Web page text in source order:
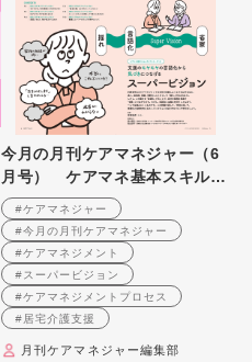
今月の月刊ケアマネジャー（6
月号） ケアマネ基本スキルア
ップシリーズ（6） 支援のモヤ
モヤの言語化から気づきにつな
げる スーパービジョン
#ケアマネジャー
#今月の月刊ケアマネジャー
#ケアマネジメント
#スーパービジョン
#ケアマネジメントプロセス
#居宅介護支援
月刊ケアマネジャー編集部